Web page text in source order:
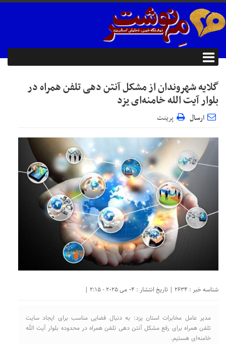
گلایه شهروندان از مشکل آنتن دهی تلفن همراه در
بلوار آیت الله خامنه‌ای یزد
ارسال پرینت
شناسه خبر : 2634 | تاریخ انتشار : 04 می 2025 - 2:15 |
مدیر عامل مخابرات استان یزد: به دنبال فضایی مناسب برای ایجاد سایت
تلفن همراه برای رفع مشکل آنتن دهی تلفن همراه در محدوده بلوار آیت الله
خامنه‌ای هستیم.